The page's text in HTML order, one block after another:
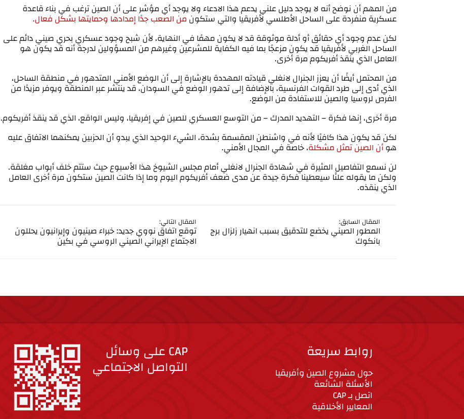
من المهم أن نوضح أنه لا يوجد دليل علني يدعم هذا الادعاء ولا يوجد أي مؤشر على أن الصين ترغب في بناء قاعدة
عسكرية منفردة على الساحل الأطلسي لأفريقيا والتي ستكون من الصعب جدًا إمدادها وحمايتها بشكل فعال.
لكن عدم وجود أي حقائق أو أدلة موثوقة قد لا يكون مهمًا في النهاية، لأن شبح وجود عسكري بحري صيني دائم على
الساحل الغربي لأفريقيا قد يكون مزعجًا بما فيه الكفاية للمشرعين وغيرهم من المسؤولين لدرجة أنه قد يكون هو
العامل الذي ينقذ أفريكوم مرة أخرى.
من المحتمل أيضًا أن يعزز الجنرال لانغلي قيادته المهددة بالإشارة إلى أن الوضع الأمني المتدهور في منطقة الساحل،
الذي أدى إلى طرد القوات الفرنسية، بالإضافة إلى تدهور الوضع في السودان، قد ينتشر عبر المنطقة ويوفر مزيدًا من
الفرص لروسيا والصين للاستفادة من الوضع.
مرة أخرى، إنها فكرة – التهديد المدرك – من التوسع العسكري للصين في إفريقيا، وليس الواقع، الذي قد ينقذ أفريكوم.
لكن قد يكون هذا كافيًا لأنه في واشنطن المقسمة بشدة، الشيء الوحيد الذي يبدو أن الحزبين يمكنهما الاتفاق عليه
هوأن الصين تمثل مشكلة، خاصة في المجال الأمني.
لن نسمع التفاصيل المثيرة في شهادة الجنرال لانغلي أمام مجلس الشيوخ هذا الأسبوع حيث ستتم خلف أبواب مغلقة.
ولكن ما يقوله علنًا سيعطينا فكرة جيدة عن مدى ضعف أفريكوم اليوم وما إذا كانت الصين ستكون مرة أخرى العامل
الذي ينقذه.
المقال السابق:
المطور الصيني يخضع للتدقيق بسبب انهيار زلزال برج
بانكوك
المقال التالي:
توقع اتفاق نووي جديد: خبراء صينيون وإيرانيون يحللون
الاجتماع الإيراني الصيني الروسي في بكين
روابط سريعة
حول مشروع الصين وأفريقيا
الأسئلة الشائعة
اتصل بـ CAP
المعايير الأخلاقية
CAP على وسائل
التواصل الاجتماعي